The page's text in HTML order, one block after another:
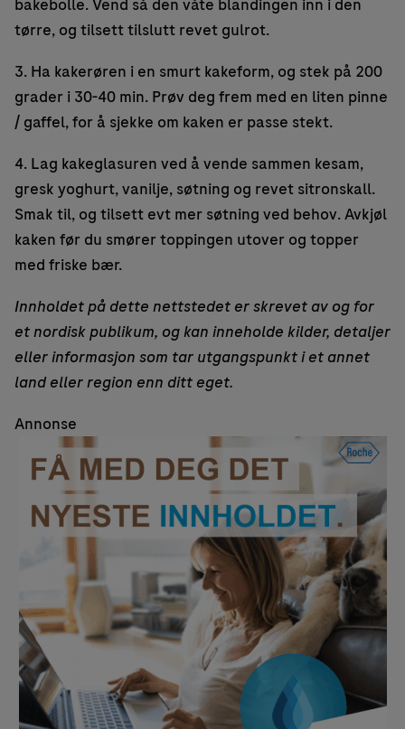
tørre, og tilsett tilslutt revet gulrot.
3. Ha kakerøren i en smurt kakeform, og stek på 200
grader i 30-40 min. Prøv deg frem med en liten pinne
/ gaffel, for å sjekke om kaken er passe stekt.
4. Lag kakeglasuren ved å vende sammen kesam,
gresk yoghurt, vanilje, søtning og revet sitronskall.
Smak til, og tilsett evt mer søtning ved behov. Avkjøl
kaken før du smører toppingen utover og topper
med friske bær.
Innholdet på dette nettstedet er skrevet av og for
et nordisk publikum, og kan inneholde kilder, detaljer
eller informasjon som tar utgangspunkt i et annet
land eller region enn ditt eget.
Annonse